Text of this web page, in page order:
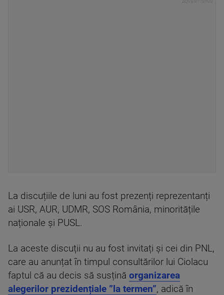
La discuțiile de luni au fost prezenți reprezentanți
ai USR, AUR, UDMR, SOS România, minoritățile
naționale și PUSL.
La aceste discuții nu au fost invitați și cei din PNL,
care au anunțat în timpul consultărilor lui Ciolacu
faptul că au decis să susțină organizarea
alegerilor prezidențiale ”la termen”, adică în